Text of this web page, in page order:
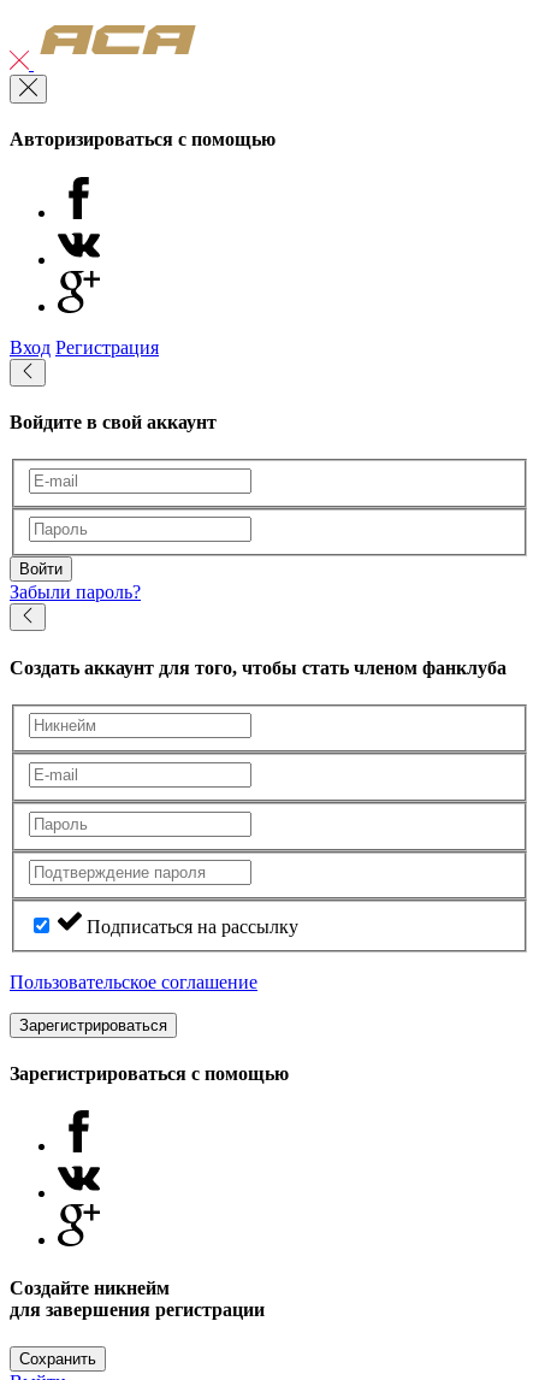
Авторизироваться с помощью
Вход Регистрация
Войдите в свой аккаунт
Войти
Забыли пароль?
Создать аккаунт для того, чтобы стать членом фанклуба
Подписаться на рассылку
Пользовательское соглашение
Зарегистрироваться
Зарегистрироваться с помощью
Создайте никнейм
для завершения регистрации
Сохранить